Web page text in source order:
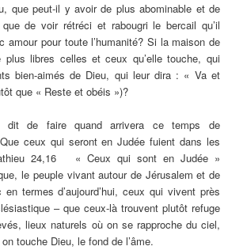
que peut-il y avoir de plus abominable et de
de voir rétréci et rabougri le bercail qu’il
amour pour toute l’humanité? Si la maison de
plus libres celles et ceux qu’elle touche, qui
bien-aimés de Dieu, qui leur dira : « Va et
que « Reste et obéis »)?
dit de faire quand arrivera ce temps de
ceux qui seront en Judée fuient dans les
24,16 « Ceux qui sont en Judée »
le peuple vivant autour de Jérusalem et de
termes d’aujourd’hui, ceux qui vivent près
– que ceux-là trouvent plutôt refuge
lieux naturels où on se rapproche du ciel,
touche Dieu, le fond de l’âme.